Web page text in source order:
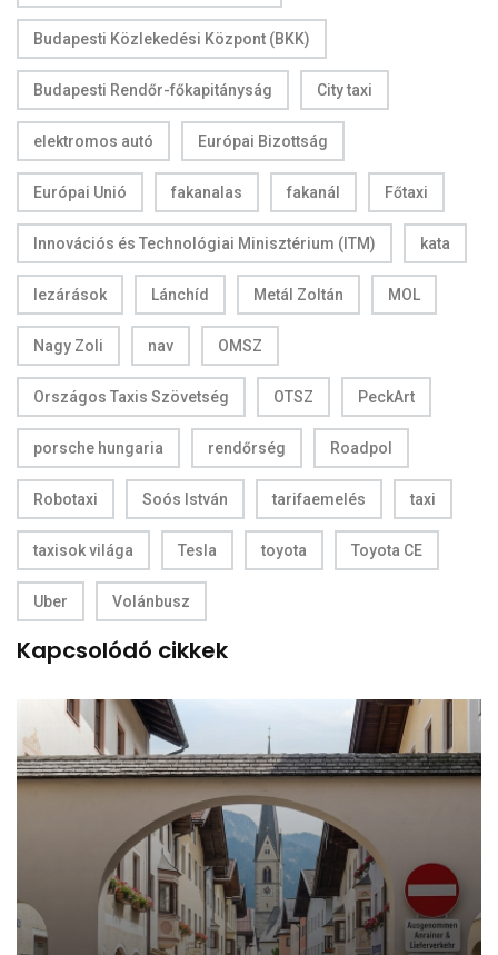
Budapesti Közlekedési Központ (BKK)
Budapesti Rendőr-főkapitányság City taxi
elektromos autó Európai Bizottság
Európai Unió fakanalas fakanál Főtaxi
Innovációs és Technológiai Minisztérium (ITM) kata
lezárások Lánchíd Metál Zoltán MOL
Nagy Zoli nav OMSZ
Országos Taxis Szövetség OTSZ PeckArt
porsche hungaria rendőrség Roadpol
Robotaxi Soós István tarifaemelés taxi
taxisok világa Tesla toyota Toyota CE
Uber Volánbusz
Kapcsolódó cikkek